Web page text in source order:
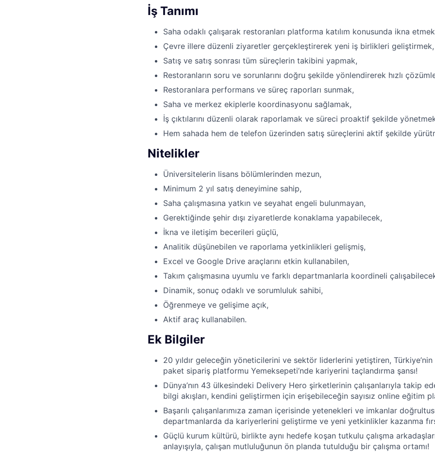
İş Tanımı
Saha odaklı çalışarak restoranları platforma katılım konusunda ikna
Çevre illere düzenli ziyaretler gerçekleştirerek yeni iş birlikleri geliştirmek,
Satış ve satış sonrası tüm süreçlerin takibini yapmak,
Restoranların soru ve sorunlarını doğru şekilde yönlendirerek hızlı
Restoranlara performans ve süreç raporları sunmak,
Saha ve merkez ekiplerle koordinasyonu sağlamak,
İş çıktılarını düzenli olarak raporlamak ve süreci proaktif şekilde
Hem sahada hem de telefon üzerinden satış süreçlerini aktif şekilde
Nitelikler
Üniversitelerin lisans bölümlerinden mezun,
Minimum 2 yıl satış deneyimine sahip,
Saha çalışmasına yatkın ve seyahat engeli bulunmayan,
Gerektiğinde şehir dışı ziyaretlerde konaklama yapabilecek,
İkna ve iletişim becerileri güçlü,
Analitik düşünebilen ve raporlama yetkinlikleri gelişmiş,
Excel ve Google Drive araçlarını etkin kullanabilen,
Takım çalışmasına uyumlu ve farklı departmanlarla koordineli
Dinamik, sonuç odaklı ve sorumluluk sahibi,
Öğrenmeye ve gelişime açık,
Aktif araç kullanabilen.
Ek Bilgiler
20 yıldır geleceğin yöneticilerini ve sektör liderlerini yetiştiren,
paket sipariş platformu Yemeksepeti’nde kariyerini taçlandırma şansı!
Dünya’nın 43 ülkesindeki Delivery Hero şirketlerinin çalışanlarıyla takip
bilgi akışları, kendini geliştirmen için erişebileceğin sayısız online eğitim
Başarılı çalışanlarımıza zaman içerisinde yetenekleri ve imkanlar
departmanlarda da kariyerlerini geliştirme ve yeni yetkinlikler kazanma
Güçlü kurum kültürü, birlikte aynı hedefe koşan tutkulu çalışma
anlayışıyla, çalışan mutluluğunun ön planda tutulduğu bir çalışma ortamı!